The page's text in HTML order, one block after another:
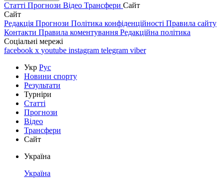
Статті Прогнози Відео Трансфери Сайт
Сайт
Редакція Прогнози Політика конфіденційності Правила сайту
Контакти Правила коментування Редакційна політика
Соціальні мережі
facebook x youtube instagram telegram viber
Укр Рус
Новини спорту
Результати
Турніри
Статті
Прогнози
Відео
Трансфери
Сайт
Україна
Україна